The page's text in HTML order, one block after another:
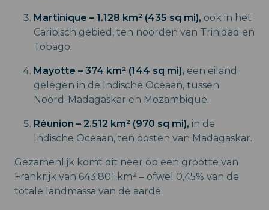
Martinique – 1.128 km² (435 sq mi), ook in het
Caribisch gebied, ten noorden van Trinidad en
Tobago.
Mayotte – 374 km² (144 sq mi), een eiland
gelegen in de Indische Oceaan, tussen
Noord-Madagaskar en Mozambique.
Réunion – 2.512 km² (970 sq mi), in de
Indische Oceaan, ten oosten van Madagaskar.
Gezamenlijk komt dit neer op een grootte van
Frankrijk van 643.801 km² – ofwel 0,45% van de
totale landmassa van de aarde.